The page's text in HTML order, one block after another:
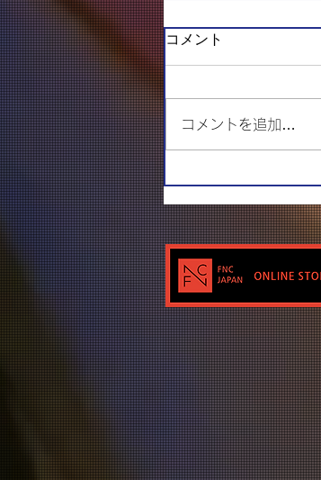
コメント
コメントを追加…